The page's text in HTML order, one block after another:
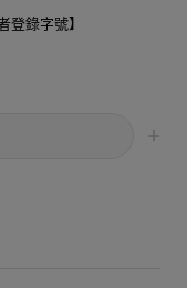
登錄字號】